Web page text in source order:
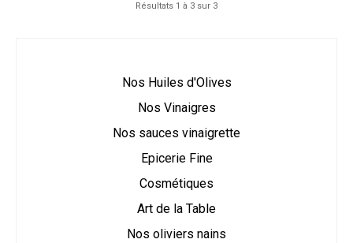
Résultats 1 à 3 sur 3
Nos Huiles d'Olives
Nos Vinaigres
Nos sauces vinaigrette
Epicerie Fine
Cosmétiques
Art de la Table
Nos oliviers nains